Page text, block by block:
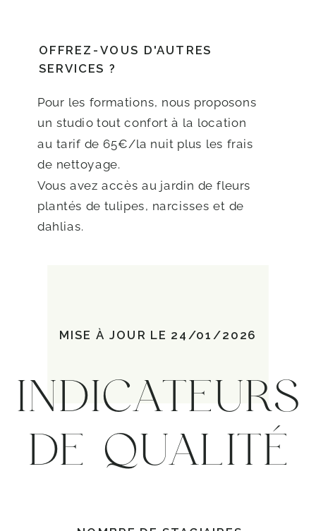
Pour les formations, nous proposons
un studio tout confort à la location
au tarif de 65€/la nuit plus les frais
de nettoyage.
Vous avez accès au jardin de fleurs
plantés de tulipes, narcisses et de
dahlias.
OFFREZ-VOUS D'AUTRES
SERVICES ?
INDICATEURS
DE QUALITÉ
MISE À JOUR LE 24/01/2026